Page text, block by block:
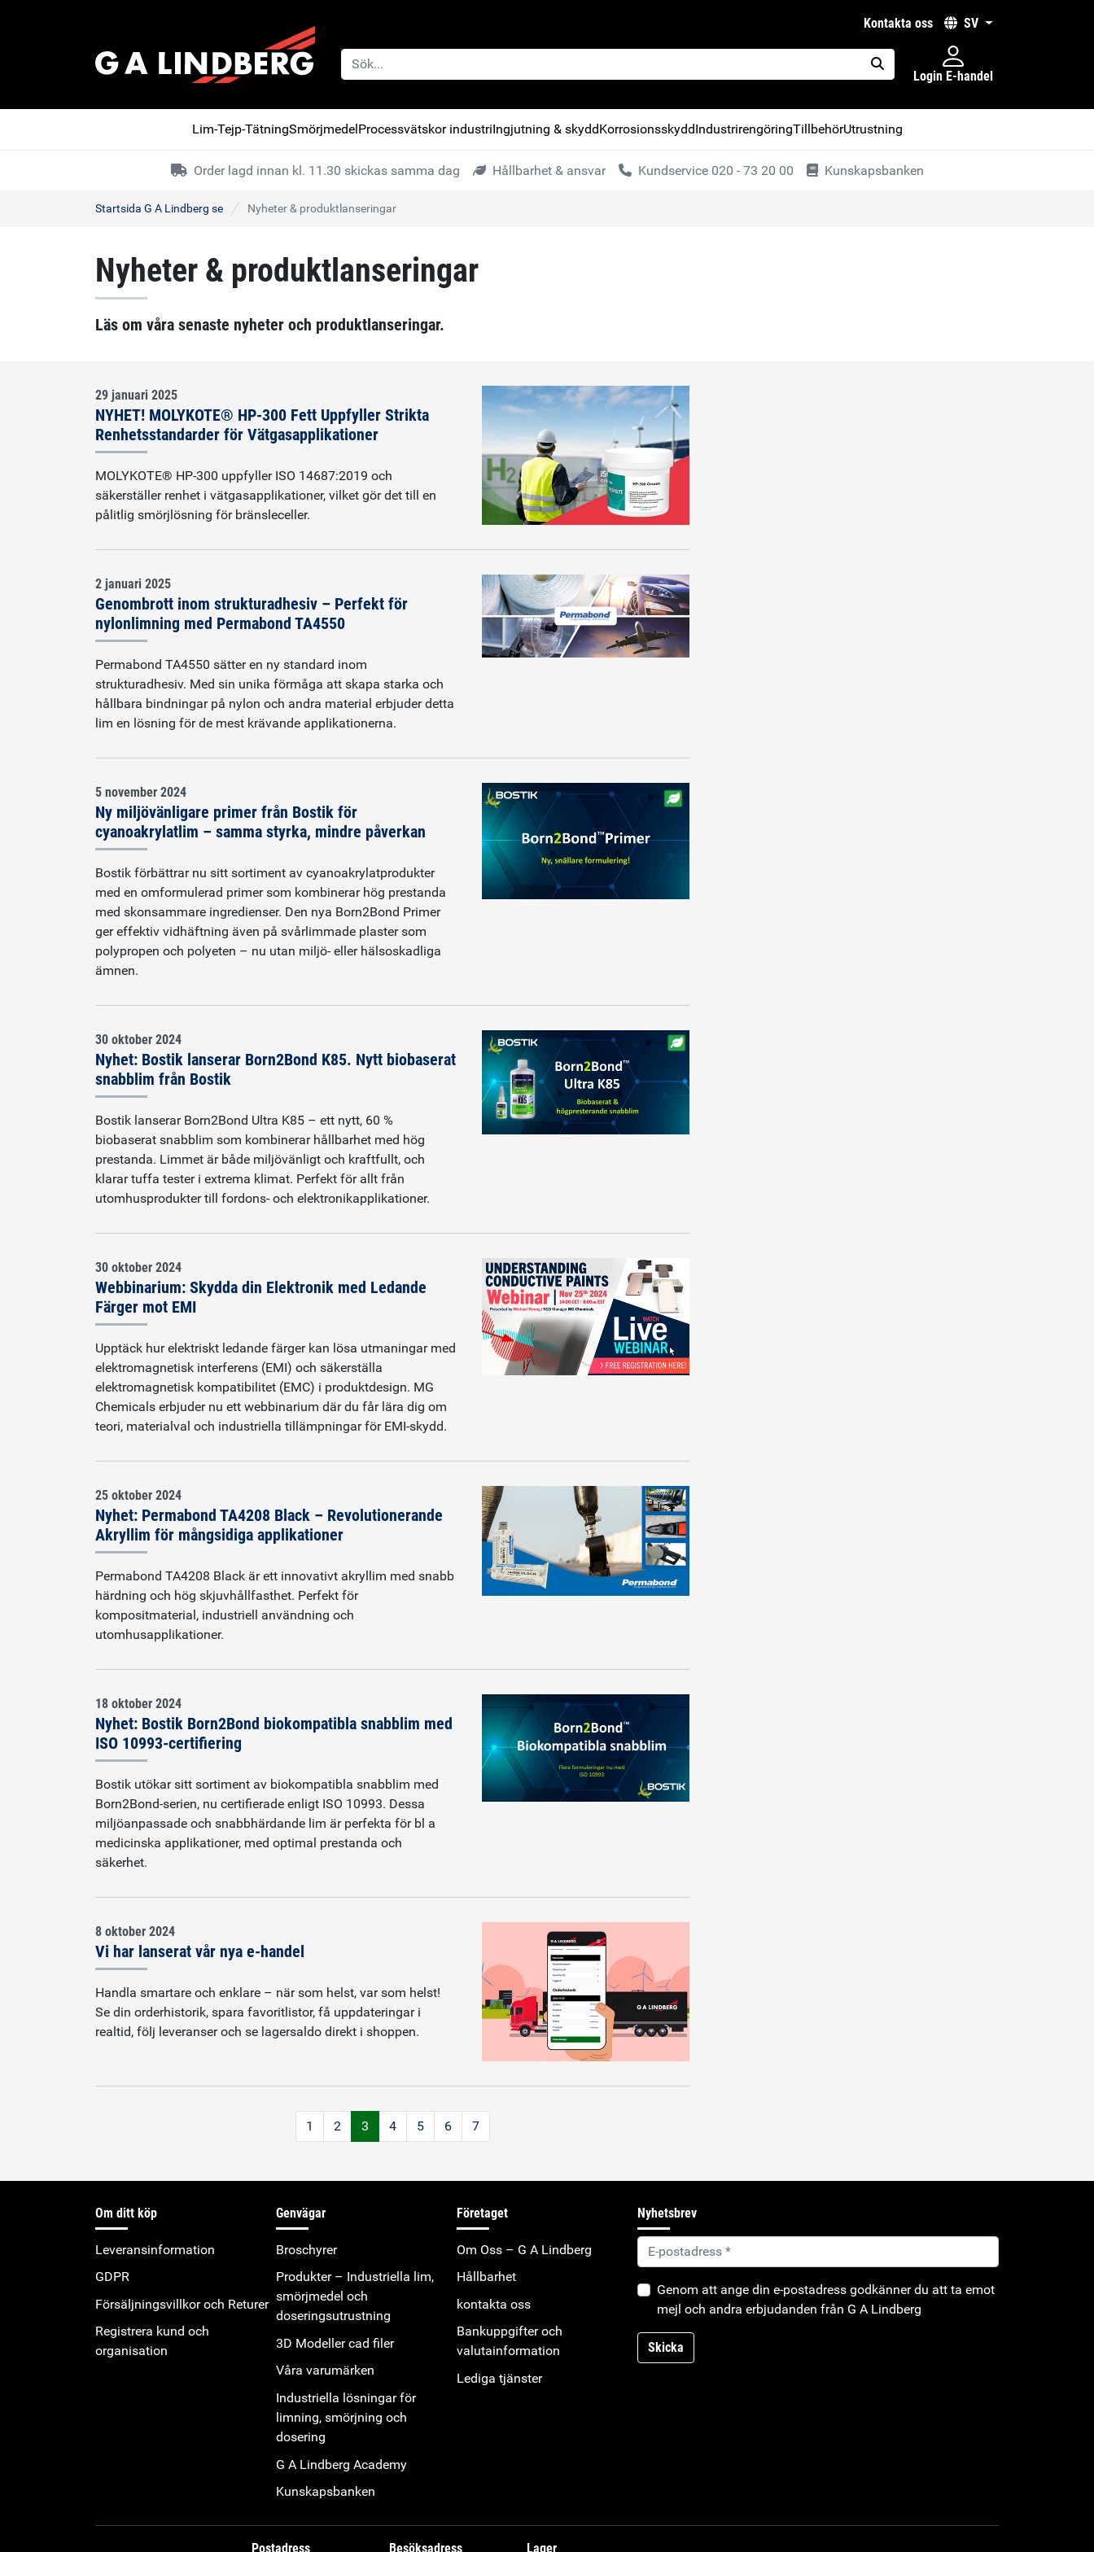
kontakta oss SV
placeholder.search
Login E-handel
Lim-Tejp-TätningSmörjmedelProcessvätskor industriIngjutning & skyddKorrosionsskyddIndustrirengöringTillbehörUtrustning
Order lagd innan kl. 11.30 skickas samma dag Hållbarhet & ansvar Kundservice 020 - 73 20 00 Kunskapsbanken
Startsida G A Lindberg se Nyheter & produktlanseringar
Nyheter & produktlanseringar
Läs om våra senaste nyheter och produktlanseringar.
29 januari 2025
NYHET! MOLYKOTE® HP-300 Fett Uppfyller Strikta
Renhetsstandarder för Vätgasapplikationer
MOLYKOTE® HP-300 uppfyller ISO 14687:2019 och
säkerställer renhet i vätgasapplikationer, vilket gör det till en
pålitlig smörjlösning för bränsleceller.
2 januari 2025
Genombrott inom strukturadhesiv – Perfekt för
nylonlimning med Permabond TA4550
Permabond TA4550 sätter en ny standard inom
strukturadhesiv. Med sin unika förmåga att skapa starka och
hållbara bindningar på nylon och andra material erbjuder detta
lim en lösning för de mest krävande applikationerna.
5 november 2024
Ny miljövänligare primer från Bostik för
cyanoakrylatlim – samma styrka, mindre påverkan
Bostik förbättrar nu sitt sortiment av cyanoakrylatprodukter
med en omformulerad primer som kombinerar hög prestanda
med skonsammare ingredienser. Den nya Born2Bond Primer
ger effektiv vidhäftning även på svårlimmade plaster som
polypropen och polyeten – nu utan miljö- eller hälsoskadliga
ämnen.
30 oktober 2024
Nyhet: Bostik lanserar Born2Bond K85. Nytt biobaserat
snabblim från Bostik
Bostik lanserar Born2Bond Ultra K85 – ett nytt, 60 %
biobaserat snabblim som kombinerar hållbarhet med hög
prestanda. Limmet är både miljövänligt och kraftfullt, och
klarar tuffa tester i extrema klimat. Perfekt för allt från
utomhusprodukter till fordons- och elektronikapplikationer.
30 oktober 2024
Webbinarium: Skydda din Elektronik med Ledande
Färger mot EMI
Upptäck hur elektriskt ledande färger kan lösa utmaningar med
elektromagnetisk interferens (EMI) och säkerställa
elektromagnetisk kompatibilitet (EMC) i produktdesign. MG
Chemicals erbjuder nu ett webbinarium där du får lära dig om
teori, materialval och industriella tillämpningar för EMI-skydd.
25 oktober 2024
Nyhet: Permabond TA4208 Black – Revolutionerande
Akryllim för mångsidiga applikationer
Permabond TA4208 Black är ett innovativt akryllim med snabb
härdning och hög skjuvhållfasthet. Perfekt för
kompositmaterial, industriell användning och
utomhusapplikationer.
18 oktober 2024
Nyhet: Bostik Born2Bond biokompatibla snabblim med
ISO 10993-certifiering
Bostik utökar sitt sortiment av biokompatibla snabblim med
Born2Bond-serien, nu certifierade enligt ISO 10993. Dessa
miljöanpassade och snabbhärdande lim är perfekta för bl a
medicinska applikationer, med optimal prestanda och
säkerhet.
8 oktober 2024
Vi har lanserat vår nya e-handel
Handla smartare och enklare – när som helst, var som helst!
Se din orderhistorik, spara favoritlistor, få uppdateringar i
realtid, följ leveranser och se lagersaldo direkt i shoppen.
1 2 3 4 5 6 7
Om ditt köp
Leveransinformation
GDPR
Försäljningsvillkor och Returer
Registrera kund och
organisation
Genvägar
Broschyrer
Produkter – Industriella lim,
smörjmedel och
doseringsutrustning
3D Modeller cad filer
Våra varumärken
Industriella lösningar för
limning, smörjning och
dosering
G A Lindberg Academy
Kunskapsbanken
Företaget
Om Oss – G A Lindberg
Hållbarhet
kontakta oss
Bankuppgifter och
valutainformation
Lediga tjänster
Nyhetsbrev
Genom att ange din e-postadress godkänner du att ta emot
mejl och andra erbjudanden från G A Lindberg
Skicka
Postadress Besöksadress Lager